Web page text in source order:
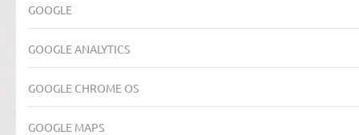
GOOGLE
GOOGLE ANALYTICS
GOOGLE CHROME OS
GOOGLE MAPS